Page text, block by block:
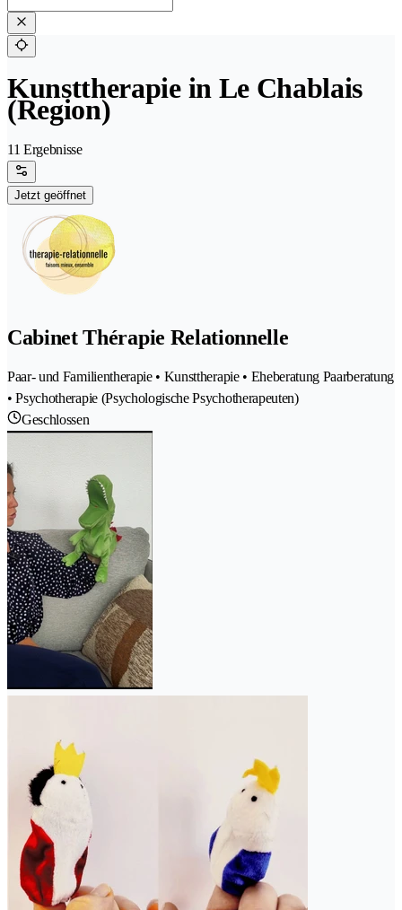
Kunsttherapie in Le Chablais
(Region)
11 Ergebnisse
Jetzt geöffnet
Cabinet Thérapie Relationnelle
Paar- und Familientherapie • Kunsttherapie • Eheberatung Paarberatung
• Psychotherapie (Psychologische Psychotherapeuten)
Geschlossen